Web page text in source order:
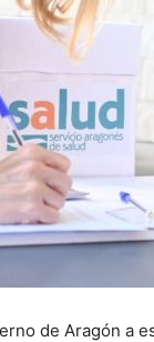
de Aragón a